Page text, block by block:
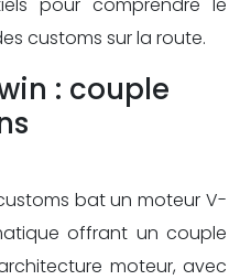
customs sur la route.
: couple
bat un moteur V-
offrant un couple
moteur, avec